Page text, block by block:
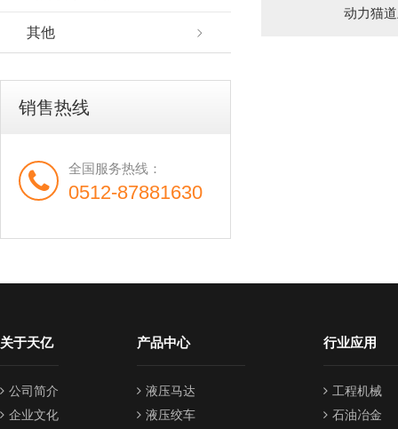
其他
销售热线
全国服务热线：
0512-87881630
动力猫
关于天亿
公司简介
企业文化
产品中心
液压马达
液压绞车
行业应用
工程机械
石油冶金